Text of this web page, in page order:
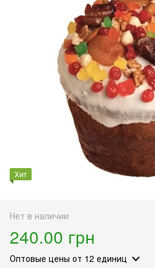
Хит
Нет в наличии
240.00 грн
Оптовые цены от 12 единиц